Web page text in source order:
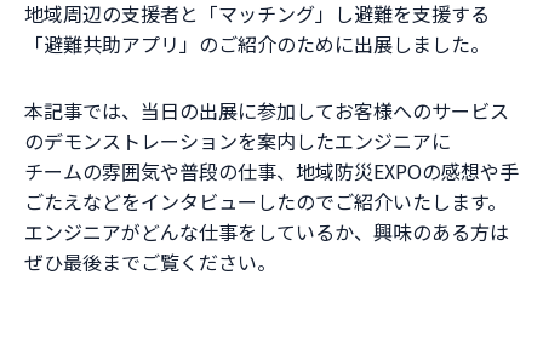
地域周辺の支援者と「マッチング」し避難を支援する
「避難共助アプリ」のご紹介のために出展しました。
本記事では、当日の出展に参加してお客様へのサービス
のデモンストレーションを案内したエンジニアに
チームの雰囲気や普段の仕事、地域防災EXPOの感想や手
ごたえなどをインタビューしたのでご紹介いたします。
エンジニアがどんな仕事をしているか、興味のある方は
ぜひ最後までご覧ください。